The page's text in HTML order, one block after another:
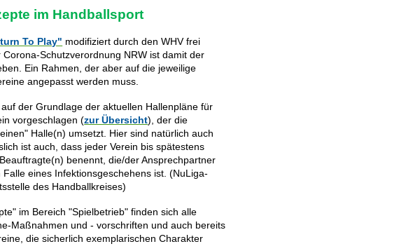
im Handballsport
To Play" modifiziert durch den WHV frei
Schutzverordnung NRW ist damit der
Ein Rahmen, der aber auf die jeweilige
angepasst werden muss.
der Grundlage der aktuellen Hallenpläne für
vorgeschlagen (zur Übersicht), der die
Halle(n) umsetzt. Hier sind natürlich auch
ist auch, dass jeder Verein bis spätestens
benennt, die/der Ansprechpartner
eines Infektionsgeschehens ist. (NuLiga-
des Handballkreises)
im Bereich "Spielbetrieb" finden sich alle
Maßnahmen und - vorschriften und auch bereits
die sicherlich exemplarischen Charakter